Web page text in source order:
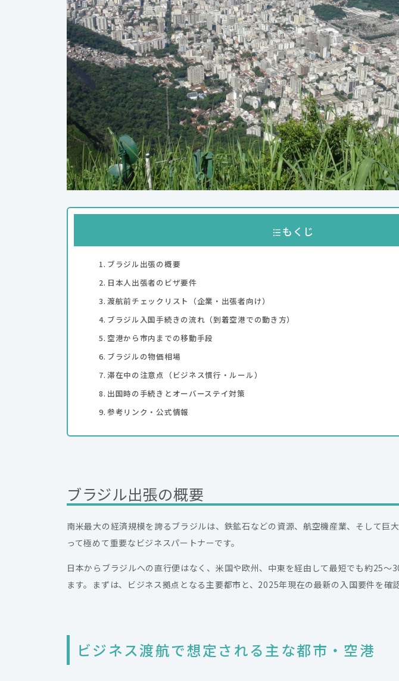
もくじ
ブラジル出張の概要
日本人出張者のビザ要件
渡航前チェックリスト（企業・出張者向け）
ブラジル入国手続きの流れ（到着空港での動き方）
空港から市内までの移動手段
ブラジルの物価相場
滞在中の注意点（ビジネス慣行・ルール）
出国時の手続きとオーバーステイ対策
参考リンク・公式情報
ブラジル出張の概要
南米最大の経済規模を誇るブラジルは、鉄鉱石などの資源、航空機産業、そして巨
って極めて重要なビジネスパートナーです。
日本からブラジルへの直行便はなく、米国や欧州、中東を経由して最短でも約25〜
ます。まずは、ビジネス拠点となる主要都市と、2025年現在の最新の入国要件を確
ビジネス渡航で想定される主な都市・空港